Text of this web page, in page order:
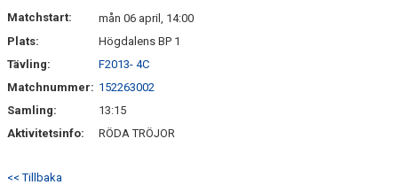
KONTAKT
Matchstart:
mån 06 april, 14:00
Plats:
Högdalens BP 1
Tävling:
F2013- 4C
Matchnummer: 152263002
Samling:
13:15
Aktivitetsinfo:
RÖDA TRÖJOR
<< Tillbaka